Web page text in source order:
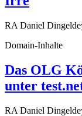
RA Daniel
Domain-Inhalte
Das OLG
unter
RA Daniel